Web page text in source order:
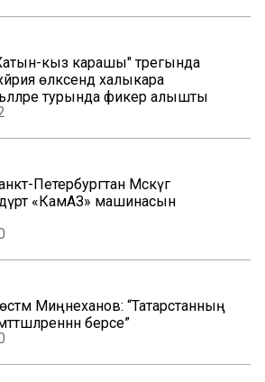
кыз карашы" трегында
өлкәсендә халыкара
турында фикер алышты
Петербургтан Мәскәүгә
дүрт «КамАЗ» машинасын
Миңнеханов: “Татарстанның
берсе”